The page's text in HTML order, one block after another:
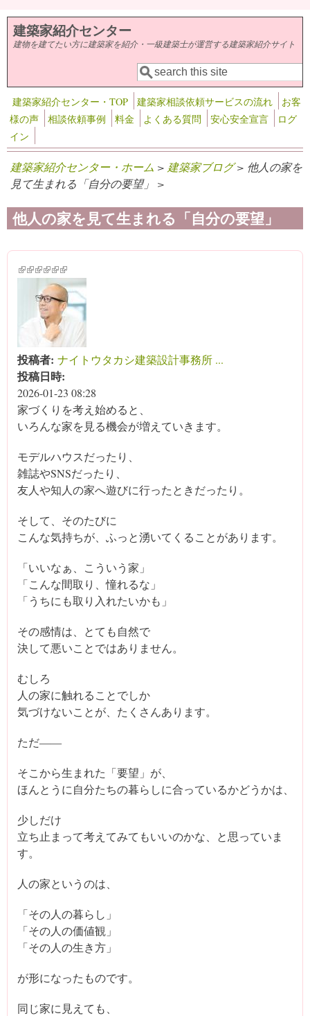
メインコンテンツに移動
建築家紹介センター
建物を建てたい方に建築家を紹介・一級建築士が運営する建築家紹介サイト
検索フォーム
検索
建築家紹介センター・TOP 建築家相談依頼サービスの流れ
お客
様の声
相談依頼事例 料金 よくある質問 安心安全宣言
ログ
イン
建築家紹介センター・ホーム > 建築家ブログ> 他人の家を
見て生まれる「自分の要望」 >
他人の家を見て生まれる「自分の要望」
(link is external)
(link is external)
(link is external)
(link is external)
(link is external)
(link is external)
投稿者: ナイトウタカシ建築設計事務所 ...
投稿日時:
2026-01-23 08:28
家づくりを考え始めると、
いろんな家を見る機会が増えていきます。
モデルハウスだったり、
雑誌やSNSだったり、
友人や知人の家へ遊びに行ったときだったり。
そして、そのたびに
こんな気持ちが、ふっと湧いてくることがあります。
「いいなぁ、こういう家」
「こんな間取り、憧れるな」
「うちにも取り入れたいかも」
その感情は、とても自然で
決して悪いことではありません。
むしろ
人の家に触れることでしか
気づけないことが、たくさんあります。
ただ――
そこから生まれた「要望」が、
ほんとうに自分たちの暮らしに合っているかどうかは、
少しだけ
立ち止まって考えてみてもいいのかな、と思っていま
す。
人の家というのは、
「その人の暮らし」
「その人の価値観」
「その人の生き方」
が形になったものです。
同じ家に見えても、